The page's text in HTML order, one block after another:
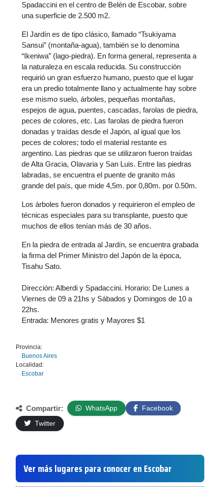
Spadaccini en el centro de Belén de Escobar, sobre
una superficie de 2.500 m2.
El Jardín es de tipo clásico, llamado “Tsukiyama
Sansui” (montaña-agua), también se lo denomina
“Ikeniwa” (lago-piedra). En forma general, representa a
la naturaleza en escala reducida. Su construcción
requirió un gran esfuerzo humano, puesto que el lugar
era un predio totalmente llano y actualmente hay sobre
ese mismo suelo, árboles, pequeñas montañas,
espejos de agua, puentes, cascadas, farolas de piedra,
peces de colores, etc. Las farolas de piedra fueron
donadas y traídas desde el Japón, al igual que los
peces de colores; todo el material restante es
argentino. Las piedras que se utilizaron fueron traídas
de Alta Gracia, Olavaria y San Luis. Entre las piedras
labradas, se encuentra el puente de granito más
grande del país, que mide 4,5m. por 0,80m. por 0.50m.
Los árboles fueron donados y requirieron el empleo de
técnicas especiales para su transplante, puesto que
muchos de ellos tenían más de 30 años.
En la piedra de entrada al Jardín, se encuentra grabada
la firma del Primer Ministro del Japón de la época,
Tisahu Sato.
Dirección: Alberdi y Spadaccini. Horario: De Lunes a
Viernes de 09 a 21hs y Sábados y Domingos de 10 a
22hs.
Entrada: Menores gratis y Mayores $1
Provincia:
Buenos Aires
Localidad:
Escobar
Compartir: WhatsApp
Facebook
Twitter
Ver más lugares para conocer en Escobar